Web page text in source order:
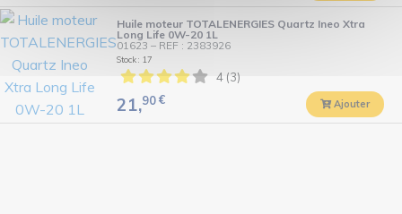
Huile moteur TOTALENERGIES Quartz Ineo Xtra
Long Life 0W-20 1L
01623 – REF : 2383926
Stock : 17
4 (3)
21,90€ Ajouter